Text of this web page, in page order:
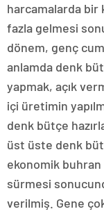
harcamalarda bir
fazla gelmesi
dönem, genç
anlamda denk
yapmak, açık
içi üretimin
denk bütçe
üst üste denk
ekonomik buhran
sürmesi
verilmiş. Gene